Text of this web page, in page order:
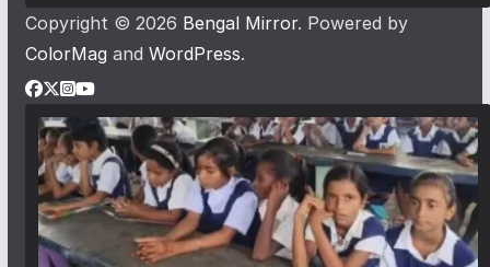
Copyright © 2026 Bengal Mirror. Powered by
ColorMag and WordPress.